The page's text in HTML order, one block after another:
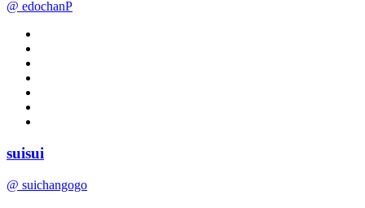
@ edochanP
suisui
@ suichangogo